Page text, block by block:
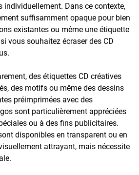
individuellement. Dans ce contexte,
suffisamment opaque pour bien
existantes ou même une étiquette
vous souhaitez écraser des CD
des étiquettes CD créatives
des motifs ou même des dessins
préimprimées avec des
sont particulièrement appréciées
ou à des fins publicitaires.
disponibles en transparent ou en
attrayant, mais nécessite